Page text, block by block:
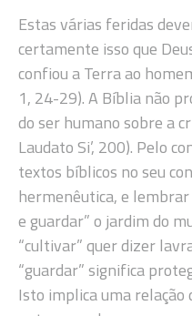
Estas várias feridas
certamente isso que
confiou a Terra ao
1, 24-29). A Bíblia não
do ser humano sobre a
Laudato Si’, 200). Pelo
textos bíblicos no seu
hermenêutica, e
e guardar” o jardim do
“cultivar” quer dizer
“guardar” significa
Isto implica uma relação